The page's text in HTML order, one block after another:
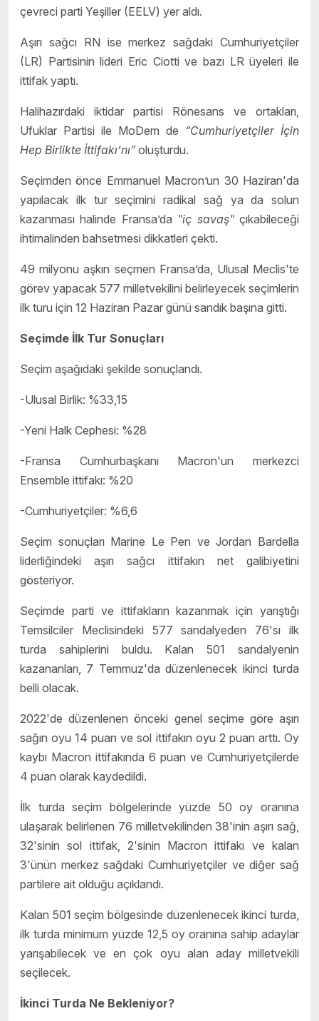
çevreci parti Yeşiller (EELV) yer aldı.
Aşırı sağcı RN ise merkez sağdaki Cumhuriyetçiler
(LR) Partisinin lideri Eric Ciotti ve bazı LR üyeleri ile
ittifak yaptı.
Halihazırdaki iktidar partisi Rönesans ve ortakları,
Ufuklar Partisi ile MoDem de “Cumhuriyetçiler İçin
Hep Birlikte İttifakı’nı”oluşturdu.
Seçimden önce Emmanuel Macron’un 30 Haziran'da
yapılacak ilk tur seçimini radikal sağ ya da solun
kazanması halinde Fransa’da "iç savaş"çıkabileceği
ihtimalinden bahsetmesi dikkatleri çekti.
49 milyonu aşkın seçmen Fransa’da, Ulusal Meclis'te
görev yapacak 577 milletvekilini belirleyecek seçimlerin
ilk turu için 12 Haziran Pazar günü sandık başına gitti.
Seçimde İlk Tur Sonuçları
Seçim aşağıdaki şekilde sonuçlandı.
-Ulusal Birlik: %33,15
-Yeni Halk Cephesi: %28
-Fransa Cumhurbaşkanı Macron'un merkezci
Ensemble ittifakı: %20
-Cumhuriyetçiler: %6,6
Seçim sonuçları Marine Le Pen ve Jordan Bardella
liderliğindeki aşırı sağcı ittifakın net galibiyetini
gösteriyor.
Seçimde parti ve ittifakların kazanmak için yarıştığı
Temsilciler Meclisindeki 577 sandalyeden 76'sı ilk
turda sahiplerini buldu. Kalan 501 sandalyenin
kazananları, 7 Temmuz'da düzenlenecek ikinci turda
belli olacak.
2022'de düzenlenen önceki genel seçime göre aşırı
sağın oyu 14 puan ve sol ittifakın oyu 2 puan arttı. Oy
kaybı Macron ittifakında 6 puan ve Cumhuriyetçilerde
4 puan olarak kaydedildi.
İlk turda seçim bölgelerinde yüzde 50 oy oranına
ulaşarak belirlenen 76 milletvekilinden 38'inin aşırı sağ,
32'sinin sol ittifak, 2'sinin Macron ittifakı ve kalan
3'ünün merkez sağdaki Cumhuriyetçiler ve diğer sağ
partilere ait olduğu açıklandı.
Kalan 501 seçim bölgesinde düzenlenecek ikinci turda,
ilk turda minimum yüzde 12,5 oy oranına sahip adaylar
yarışabilecek ve en çok oyu alan aday milletvekili
seçilecek.
İkinci Turda Ne Bekleniyor?